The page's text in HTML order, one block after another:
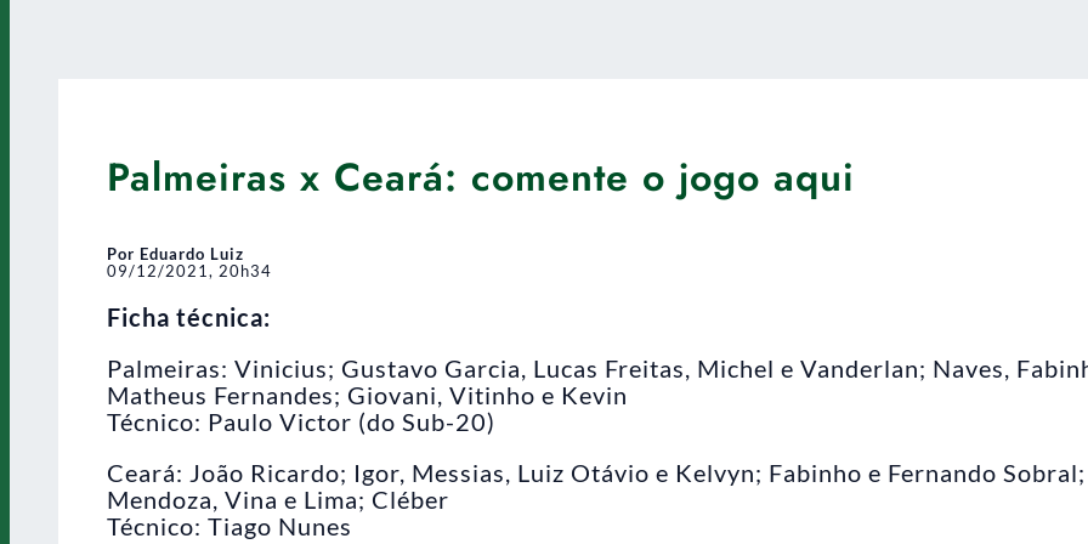
Palmeiras x Ceará: comente o jogo aqui
Por Eduardo Luiz
09/12/2021, 20h34
Ficha técnica:
Palmeiras: Vinicius; Gustavo Garcia, Lucas Freitas, Michel e Vanderlan; Naves,
Matheus Fernandes; Giovani, Vitinho e Kevin
Técnico: Paulo Victor (do Sub-20)
Ceará: João Ricardo; Igor, Messias, Luiz Otávio e Kelvyn; Fabinho e Fernando Sobral;
Mendoza, Vina e Lima; Cléber
Técnico: Tiago Nunes